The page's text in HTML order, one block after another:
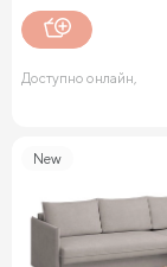
Доступно онлайн,
New